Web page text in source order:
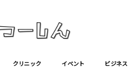
クリニック イベント ビジネス